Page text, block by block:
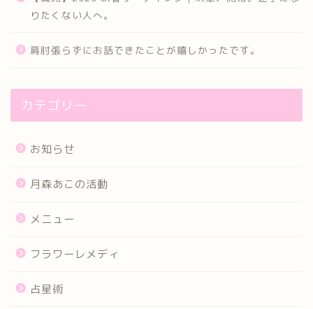
りたくない人へ。
肩肘張らずにお話できたことが嬉しかったです。
カテゴリー
お知らせ
月森あこの活動
メニュー
フラワーレメディ
占星術